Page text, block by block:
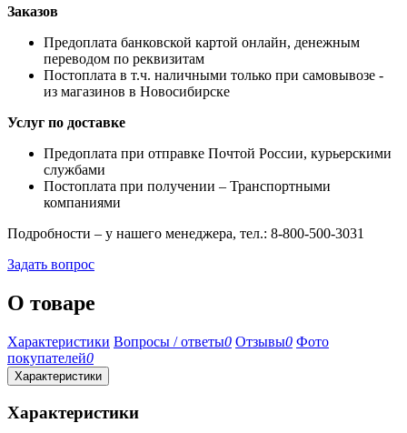
Заказов
Предоплата банковской картой онлайн, денежным
переводом по реквизитам
Постоплата в т.ч. наличными только при самовывозе -
из магазинов в Новосибирске
Услуг по доставке
Предоплата при отправке Почтой России, курьерскими
службами
Постоплата при получении – Транспортными
компаниями
Подробности – у нашего менеджера, тел.: 8-800-500-3031
Задать вопрос
О товаре
Характеристики Вопросы / ответы0 Отзывы0 Фото
покупателей0
Характеристики
Характеристики